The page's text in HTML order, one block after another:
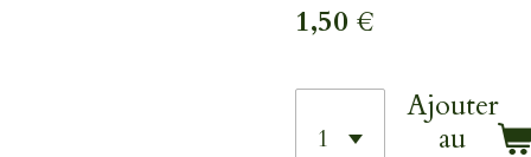
1,50 €
Ajouter
au